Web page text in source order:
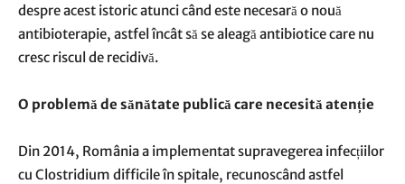
despre acest istoric atunci când este necesară o nouă
antibioterapie, astfel încât să se aleagă antibiotice care nu
cresc riscul de recidivă.
O problemă de sănătate publică care necesită atenție
Din 2014, România a implementat supravegerea infecțiilor
cu Clostridium difficile în spitale, recunoscând astfel